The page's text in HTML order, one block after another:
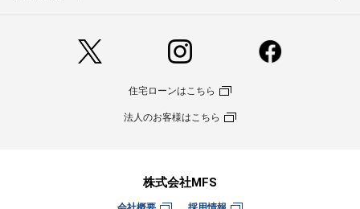
住宅ローンはこちら
法人のお客様はこちら
株式会社MFS